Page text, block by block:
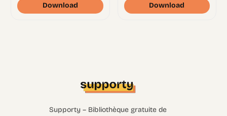
Download Download
Supporty – Bibliothèque gratuite de